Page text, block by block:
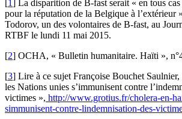
1
La disparition de B-fast serait « en tous
pour la réputation de la Belgique à l’extérieur
Todorov, un des volontaires de B-fast, au
RTBF le lundi 11 mai 2015.
[2] OCHA, « Bulletin humanitaire. Haïti »,
[3] Lire à ce sujet Françoise Bouchet
les Nations unies s’immunisent contre
victimes », http://www.grotius.fr/cholera-en-
simmunisent-contre-lindemnisation-des-